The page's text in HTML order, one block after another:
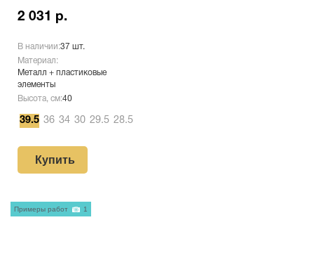
2 031 р.
В наличии:37 шт.
Материал:
Металл + пластиковые
элементы
Высота, см:40
39.5 36 34 30 29.5 28.5
Купить
Примеры работ 1